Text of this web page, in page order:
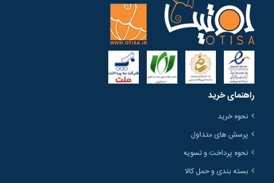
راهنمای خرید
نحوه خرید
پرسش های متداول
نحوه پرداخت و تسویه
بسته بندی و حمل کالا